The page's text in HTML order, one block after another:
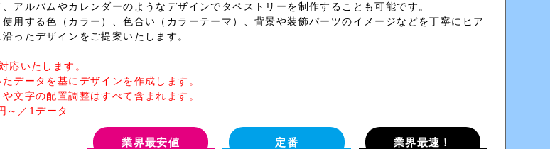
アルバムやカレンダーのようなデザインでタペストリーを制作することも可能です。
用する色（カラー）、色合い（カラーテーマ）、背景や装飾パーツのイメージなどを丁寧にヒア
ったデザインをご提案いたします。
応いたします。
データを基にデザインを作成します。
文字の配置調整はすべて含まれます。
～／1データ
業界最安値 定番 業界最速！